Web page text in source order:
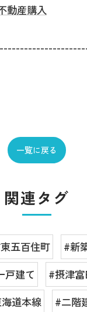
動産購入
一覧に戻る
関連タグ
五百住町
#新
戸建て
#摂津
道本線
#二階